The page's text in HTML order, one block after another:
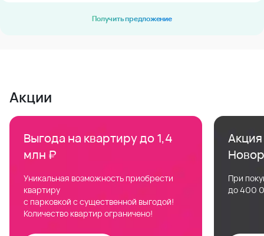
Получить предложение
Акции
Выгода на квартиру до 1,4
млн ₽
Уникальная возможность приобрести
квартиру
с парковкой с существенной выгодой!
Количество квартир ограничено!
При
до 400